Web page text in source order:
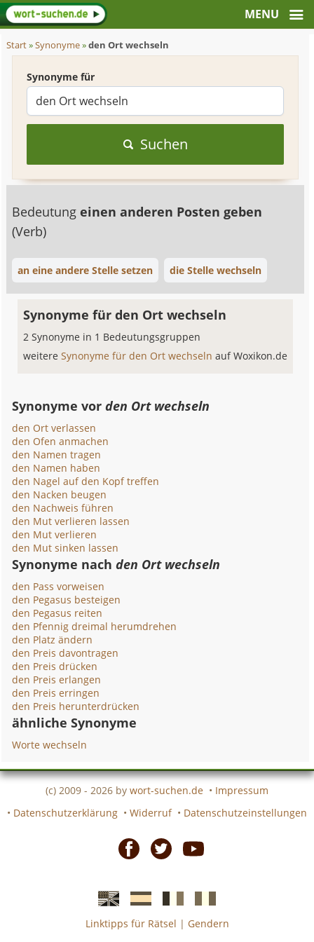
Start»Synonyme»den Ort wechseln
Synonyme für
Suchen
Bedeutungeinen anderen Posten geben
(Verb)
an eine andere Stelle setzen die Stelle wechseln
Synonyme für den Ort wechseln
2 Synonyme in 1 Bedeutungsgruppen
weitereSynonyme für den Ort wechselnauf Woxikon.de
Synonyme vorden Ort wechseln
den Ort verlassen
den Ofen anmachen
den Namen tragen
den Namen haben
den Nagel auf den Kopf treffen
den Nacken beugen
den Nachweis führen
den Mut verlieren lassen
den Mut verlieren
den Mut sinken lassen
Synonyme nachden Ort wechseln
den Pass vorweisen
den Pegasus besteigen
den Pegasus reiten
den Pfennig dreimal herumdrehen
den Platz ändern
den Preis davontragen
den Preis drücken
den Preis erlangen
den Preis erringen
den Preis herunterdrücken
ähnliche Synonyme
Worte wechseln
(c) 2009 - 2026 by wort-suchen.de • Impressum
• Datenschutzerklärung • Widerruf • Datenschutzeinstellungen
EnglischeSpanischefranzösicheitalienische
Linktipps für Rätsel | Gendern